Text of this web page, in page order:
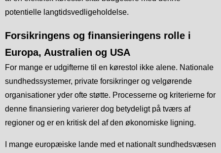
potentielle langtidsvedligeholdelse.
Forsikringens og finansieringens rolle i
Europa, Australien og USA
For mange er udgifterne til en kørestol ikke alene. Nationale
sundhedssystemer, private forsikringer og velgørende
organisationer yder ofte støtte. Processerne og kriterierne for
denne finansiering varierer dog betydeligt på tværs af
regioner og er en kritisk del af den økonomiske ligning.
I mange europæiske lande med et nationalt sundhedsvæsen